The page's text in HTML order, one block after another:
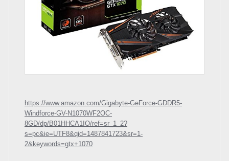
https://www.amazon.com/Gigabyte-GeForce-GDDR5-
Windforce-GV-N1070WF2OC-
8GD/dp/B01HHCA1IO/ref=sr_1_2?
s=pc&ie=UTF8&qid=1487841723&sr=1-
2&keywords=gtx+1070